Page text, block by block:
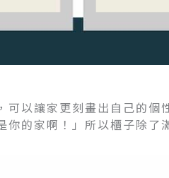
以讓家更刻畫出自己的個
的家啊！」所以櫃子除了